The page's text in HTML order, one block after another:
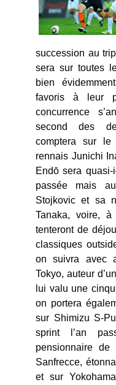
succession au
sera sur toutes
bien
favoris à leur
concurrence
second des
comptera sur le
rennais Junichi
Endō sera
passée mais
Stojkovic et sa
Tanaka, voire,
tenteront de
classiques
on suivra avec
Tokyo, auteur
lui valu une
on portera
sur Shimizu S-
sprint l’an
pensionnaire
Sanfrecce,
et sur